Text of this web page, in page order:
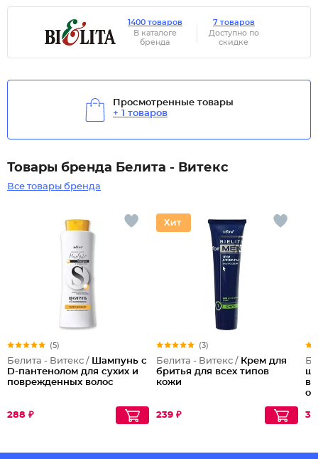
1400 товаров
В каталоге
бренда
7 товаров
Доступно по
скидке
Просмотренные товары
+ 1 товаров
Товары бренда Белита - Витекс
Все товары бренда
(5)
Белита - Витекс / Шампунь с
D-пантенолом для сухих и
поврежденных волос
288 ₽
(3)
Белита - Витекс / Крем для
бритья для всех типов
кожи
239 ₽